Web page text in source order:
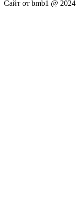
Сайт от bmb1 @ 2024